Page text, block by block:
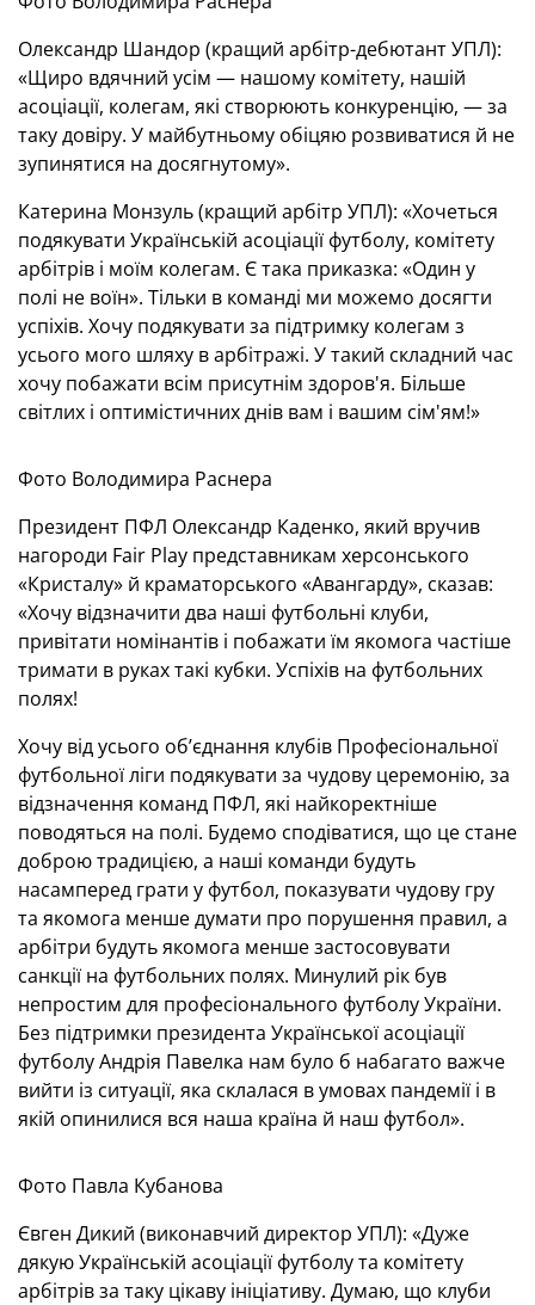
Олександр Шандор (кращий арбітр-дебютант УПЛ):
«Щиро вдячний усім — нашому комітету, нашій
асоціації, колегам, які створюють конкуренцію, — за
таку довіру. У майбутньому обіцяю розвиватися й не
зупинятися на досягнутому».
Катерина Монзуль (кращий арбітр УПЛ): «Хочеться
подякувати Українській асоціації футболу, комітету
арбітрів і моїм колегам. Є така приказка: «Один у
полі не воїн». Тільки в команді ми можемо досягти
успіхів. Хочу подякувати за підтримку колегам з
усього мого шляху в арбітражі. У такий складний час
хочу побажати всім присутнім здоров'я. Більше
світлих і оптимістичних днів вам і вашим сім'ям!»
Фото Володимира Раснера
Президент ПФЛ Олександр Каденко, який вручив
нагороди Fair Play представникам херсонського
«Кристалу» й краматорського «Авангарду», сказав:
«Хочу відзначити два наші футбольні клуби,
привітати номінантів і побажати їм якомога частіше
тримати в руках такі кубки. Успіхів на футбольних
полях!
Хочу від усього об’єднання клубів Професіональної
футбольної ліги подякувати за чудову церемонію, за
відзначення команд ПФЛ, які найкоректніше
поводяться на полі. Будемо сподіватися, що це стане
доброю традицією, а наші команди будуть
насамперед грати у футбол, показувати чудову гру
та якомога менше думати про порушення правил, а
арбітри будуть якомога менше застосовувати
санкції на футбольних полях. Минулий рік був
непростим для професіонального футболу України.
Без підтримки президента Української асоціації
футболу Андрія Павелка нам було б набагато важче
вийти із ситуації, яка склалася в умовах пандемії і в
якій опинилися вся наша країна й наш футбол».
Фото Павла Кубанова
Євген Дикий (виконавчий директор УПЛ): «Дуже
дякую Українській асоціації футболу та комітету
арбітрів за таку цікаву ініціативу. Думаю, що клуби